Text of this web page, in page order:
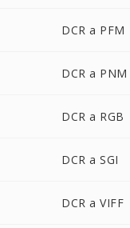
DCR a PFM
DCR a PNM
DCR a RGB
DCR a SGI
DCR a VIFF